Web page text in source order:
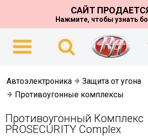
САЙТ
Нажмите, чтобы узнать
Автоэлектроника
Защита от угона
Противоугонные комплексы
Противоугонный Комплекс
PROSECURITY Complex